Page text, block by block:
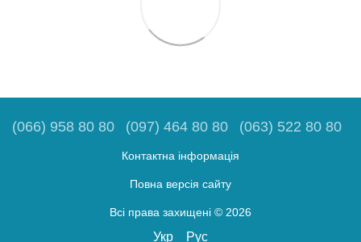
(066) 958 80 80 (097) 464 80 80 (063) 522 80 80
Контактна інформація
Повна версія сайту
Всі права захищені © 2026
Укр Рус